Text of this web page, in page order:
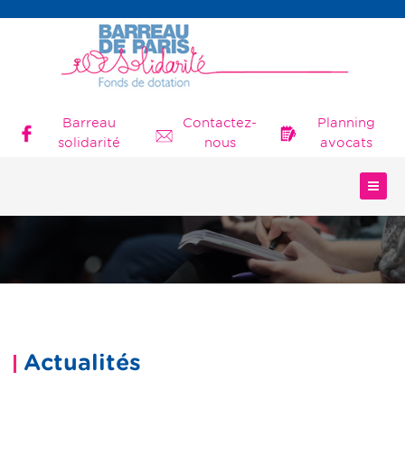
Barreau
solidarité
Contactez-
nous
Planning
avocats
Actualités